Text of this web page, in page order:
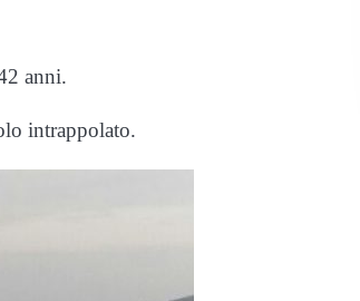
anni.
intrappolato.